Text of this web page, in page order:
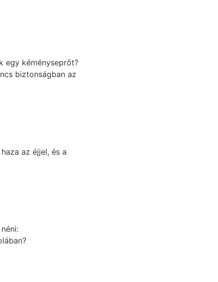
egy kéményseprőt?
biztonságban az
az éjjel, és a